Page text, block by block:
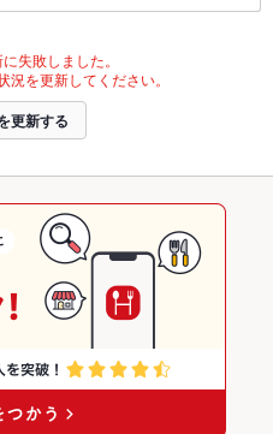
失敗しました。
を更新してください。
更新する